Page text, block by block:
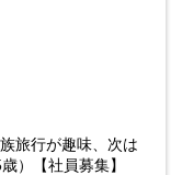
旅行が趣味、次は
）【社員募集】